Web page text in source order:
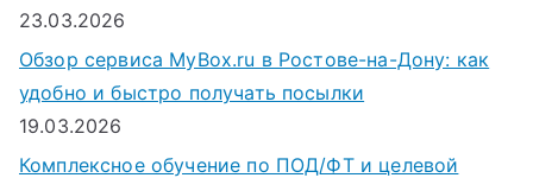
23.03.2026
Обзор сервиса MyBox.ru в Ростове-на-Дону: как
удобно и быстро получать посылки
19.03.2026
Комплексное обучение по ПОД/ФТ и целевой